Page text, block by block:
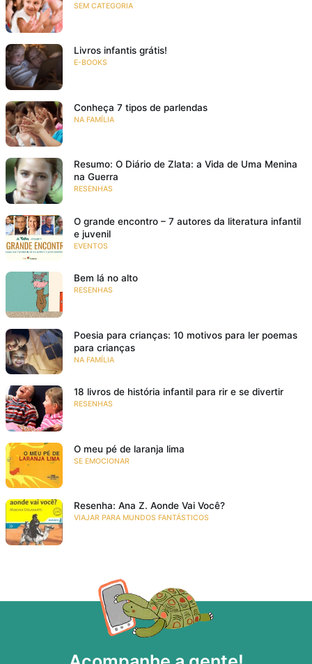
SEM CATEGORIA
Livros infantis grátis!
E-BOOKS
Conheça 7 tipos de parlendas
NA FAMÍLIA
Resumo: O Diário de Zlata: a Vida de Uma Menina
na Guerra
RESENHAS
O grande encontro – 7 autores da literatura infantil
e juvenil
EVENTOS
Bem lá no alto
RESENHAS
Poesia para crianças: 10 motivos para ler poemas
para crianças
NA FAMÍLIA
18 livros de história infantil para rir e se divertir
RESENHAS
O meu pé de laranja lima
SE EMOCIONAR
Resenha: Ana Z. Aonde Vai Você?
VIAJAR PARA MUNDOS FANTÁSTICOS